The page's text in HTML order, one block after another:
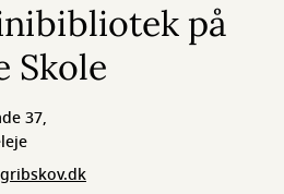
på
Skole
37,